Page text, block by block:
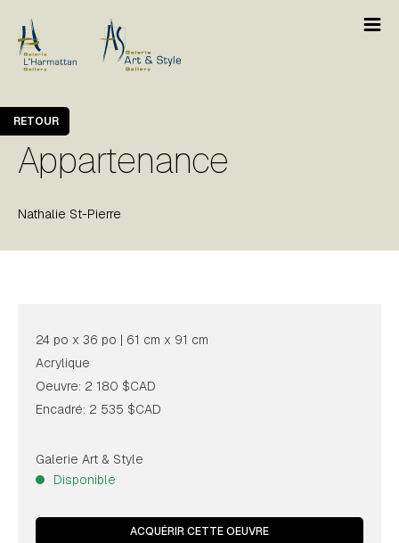
Appartenance
Nathalie St-Pierre
RETOUR
24 po x 36 po | 61 cm x 91 cm
Acrylique
Oeuvre: 2 180 $CAD
Encadré: 2 535 $CAD
Galerie Art & Style
Disponible
ACQUÉRIR CETTE OEUVRE